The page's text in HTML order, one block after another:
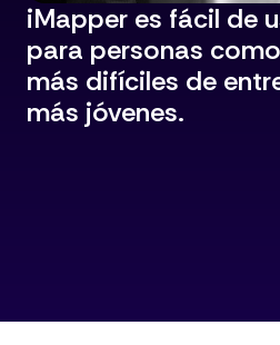
iMapper es fácil de
para personas
más difíciles de
más jóvenes.